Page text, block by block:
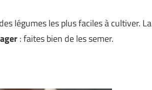
légumes les plus faciles à cultiver. La
: faites bien de les semer.